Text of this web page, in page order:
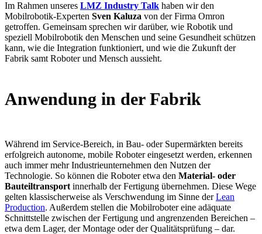
Im Rahmen unseres LMZ Industry Talk haben wir den
Mobilrobotik-Experten Sven Kaluza von der Firma Omron
getroffen. Gemeinsam sprechen wir darüber, wie Robotik und
speziell Mobilrobotik den Menschen und seine Gesundheit schützen
kann, wie die Integration funktioniert, und wie die Zukunft der
Fabrik samt Roboter und Mensch aussieht.
Anwendung in der Fabrik
Während im Service-Bereich, in Bau- oder Supermärkten bereits
erfolgreich autonome, mobile Roboter eingesetzt werden, erkennen
auch immer mehr Industrieunternehmen den Nutzen der
Technologie. So können die Roboter etwa den Material- oder
Bauteiltransport innerhalb der Fertigung übernehmen. Diese Wege
gelten klassischerweise als Verschwendung im Sinne derLean
Production. Außerdem stellen die Mobilroboter eine adäquate
Schnittstelle zwischen der Fertigung und angrenzenden Bereichen –
etwa dem Lager, der Montage oder der Qualitätsprüfung – dar.